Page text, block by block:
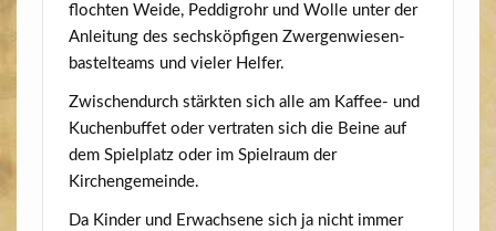
floch­ten Wei­de, Ped­dig­rohr und Wol­le unter der
Anlei­tung des sechs­köp­fi­gen Zwer­gen­wie­sen­
bas­tel­teams und vie­ler Helfer.
Zwi­schen­durch stärk­ten sich alle am Kaf­fee- und
Kuchen­buf­fet oder ver­tra­ten sich die Bei­ne auf
dem Spiel­platz oder im Spiel­raum der
Kirchengemeinde.
Da Kin­der und Erwach­se­ne sich ja nicht immer